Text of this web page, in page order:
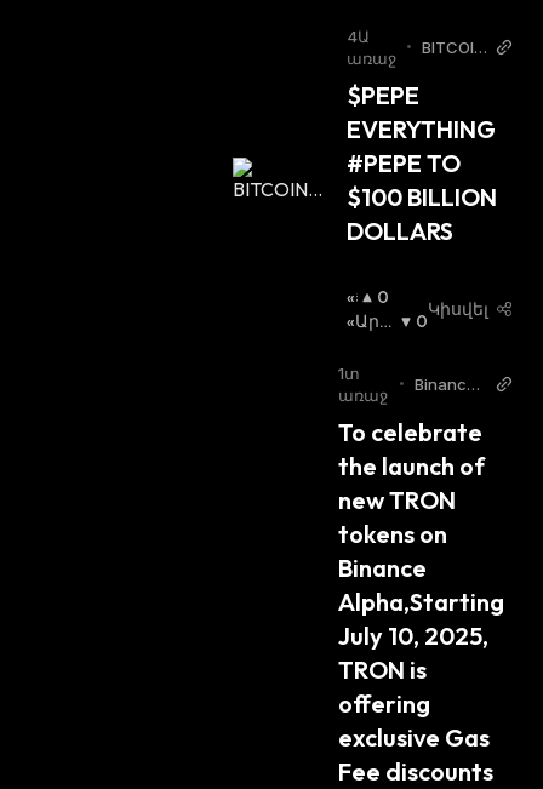
Շ
Ո
Կ
Ա
Ւկա
4Ա
առաջ
• BITCOIN
$PEPE
EVERYTHING
#PEPE TO
$100 BILLION
DOLLARS
«Ց
Լ
Շ
Ո
Կ
Ա
0
«Արջ
Ւկա
0
Կիսվել
1տ
առաջ
•
Binance
To celebrate
the launch of
new TRON
tokens on
Binance
Alpha,Starting
July 10, 2025,
TRON is
offering
exclusive Gas
Fee discounts